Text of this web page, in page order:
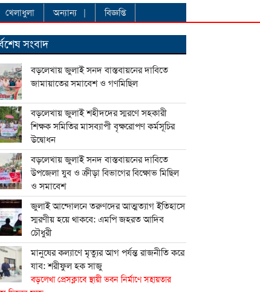
খেলাধুলা অন্যান্য বিজ্ঞপ্তি
সংবাদ
বড়লেখায় জুলাই সনদ বাস্তবায়নের দাবিতে
জামায়াতের সমাবেশ ও গণমিছিল
বড়লেখায় জুলাই শহীদদের স্মরণে সহকারী
শিক্ষক সমিতির মাসব্যাপী বৃক্ষরোপণ কর্মসূচির
উদ্বোধন
বড়লেখায় জুলাই সনদ বাস্তবায়নের দাবিতে
উপজেলা যুব ও ক্রীড়া বিভাগের বিক্ষোভ মিছিল
ও সমাবেশ
জুলাই আন্দোলনে তরুণদের আত্মত্যাগ ইতিহাসে
স্মরণীয় হয়ে থাকবে: এমপি জহরত আদিব
চৌধুরী
মানুষের কল্যাণে মৃত্যুর আগ পর্যন্ত রাজনীতি করে
যাব: শরীফুল হক সাজু
বড়লেখা প্রেসক্লাবে স্থায়ী ভবন নির্মাণে সহায়তার